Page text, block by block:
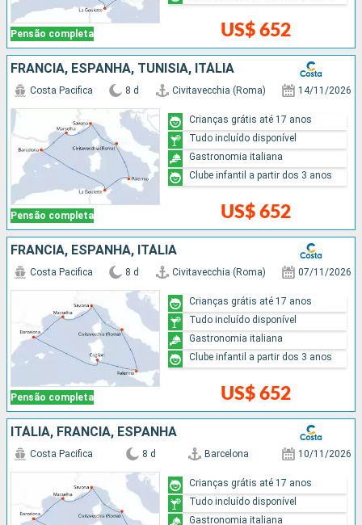
Pensão completa US$ 652
FRANCIA, ESPANHA, TUNÍSIA, ITÁLIA
Pensão completa
Costa Pacifica 8 d Civitavecchia (Roma) 14/11/2026
US$ 652
Crianças grátis até 17 anos
Tudo incluído disponível
Gastronomia italiana
Clube infantil a partir dos 3 anos
FRANCIA, ESPANHA, ITÁLIA
Pensão completa
Costa Pacifica 8 d Civitavecchia (Roma) 07/11/2026
US$ 652
Crianças grátis até 17 anos
Tudo incluído disponível
Gastronomia italiana
Clube infantil a partir dos 3 anos
ITÁLIA, FRANCIA, ESPANHA
Costa Pacifica 8 d Barcelona 10/11/2026
Crianças grátis até 17 anos
Tudo incluído disponível
Gastronomia italiana